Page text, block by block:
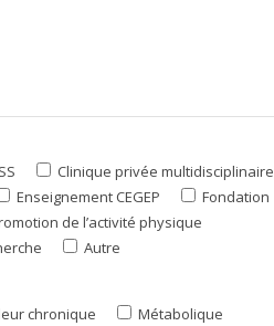
Clinique privée multidisciplinaire
Enseignement CEGEP
Fondation
de l’activité physique
Autre
chronique
Métabolique